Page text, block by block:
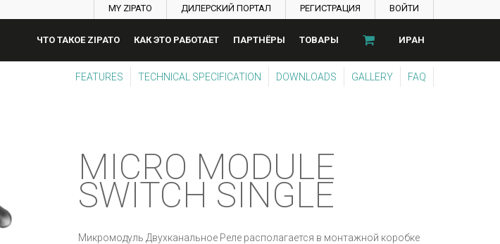
MY ZIPATO ДИЛЕРСКИЙ ПОРТАЛ РЕГИСТРАЦИЯ ВОЙТИ
ЧТО ТАКОЕ ZIPATO КАК ЭТО РАБОТАЕТ ПАРТНЁРЫ ТОВАРЫ ИРАН
FEATURES TECHNICAL SPECIFICATION DOWNLOADS GALLERY FAQ
MICRO MODULE
SWITCH SINGLE
Микромодуль Двухканальное Реле располагается в монтажной коробке